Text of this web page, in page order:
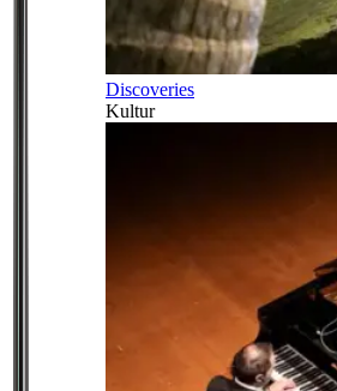
Discoveries
Kultur